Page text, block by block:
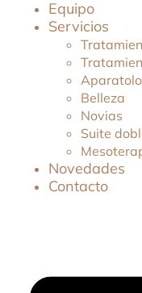
Equipo
Servicios
Belleza
Novias
Suite
Novedades
Contacto